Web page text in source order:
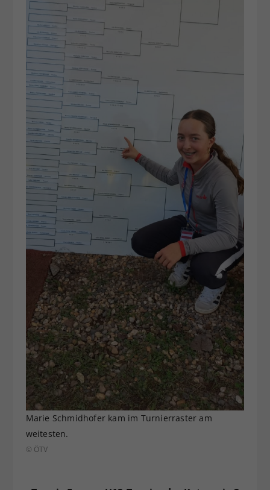
Marie Schmidhofer kam im Turnierraster am
weitesten.
© ÖTV